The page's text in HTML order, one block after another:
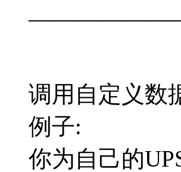
调用自定义数
例子:
你为自己的